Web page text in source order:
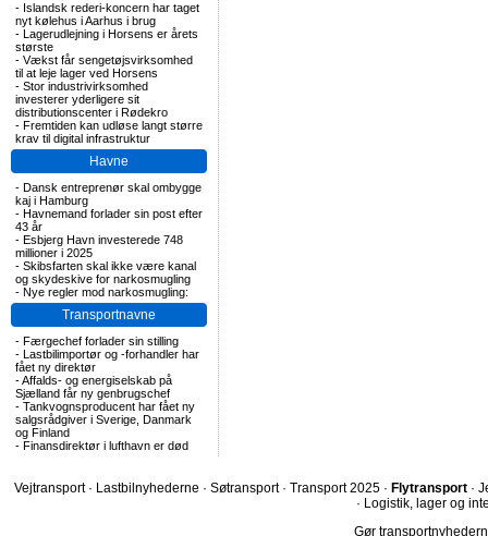
- Islandsk rederi-koncern har taget
nyt kølehus i Aarhus i brug
- Lagerudlejning i Horsens er årets
største
- Vækst får sengetøjsvirksomhed
til at leje lager ved Horsens
- Stor industrivirksomhed
investerer yderligere sit
distributionscenter i Rødekro
- Fremtiden kan udløse langt større
krav til digital infrastruktur
Havne
- Dansk entreprenør skal ombygge
kaj i Hamburg
- Havnemand forlader sin post efter
43 år
- Esbjerg Havn investerede 748
millioner i 2025
- Skibsfarten skal ikke være kanal
og skydeskive for narkosmugling
- Nye regler mod narkosmugling:
Transportnavne
- Færgechef forlader sin stilling
- Lastbilimportør og -forhandler har
fået ny direktør
-Affalds- og energiselskab på
Sjælland får ny genbrugschef
- Tankvognsproducent har fået ny
salgsrådgiver i Sverige, Danmark
og Finland
- Finansdirektør i lufthavn er død
Vejtransport · Lastbilnyhederne · Søtransport · Transport 2025 · Flytransport ·
· Logistik, lager og
Gør